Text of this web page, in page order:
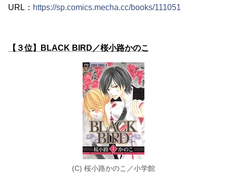
URL： https://sp.comics.mecha.cc/books/111051
【３位】BLACK BIRD／桜小路かのこ
(C) 桜小路かのこ／小学館